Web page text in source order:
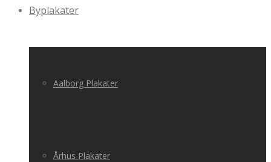
Byplakater
Aalborg Plakater
Århus Plakater